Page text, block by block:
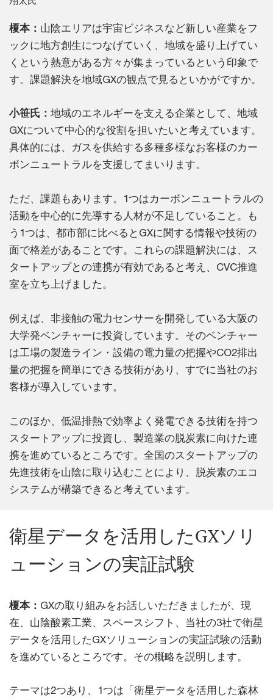
榎本： 山陰エリアは宇宙ビジネスなど新しい産業をフ
ックに地方創生につなげていく、地域を盛り上げてい
くという熱意がある方々が集まっているという印象で
す。課題解決を地域GXの観点で見るといかがですか。
小笹氏： 地域のエネルギーを支える企業として、地域
GXについて中心的な役割を担いたいと考えています。
具体的には、ガスを供給する多種多様なお客様のカー
ボンニュートラルを支援してまいります。
ただ、課題もあります。1つはカーボンニュートラルの
活動を中心的に先導する人材が不足していること。も
う1つは、都市部に比べるとGXに関する情報や技術の
面で格差があることです。これらの課題解決には、ス
タートアップとの連携が有効であると考え、CVC推進
室を立ち上げました。
例えば、非接触の電力センサーを開発している大阪の
大学発ベンチャーに投資しています。そのベンチャー
は工場の製造ライン・設備の電力量の把握やCO2排出
量の把握を簡単にできる技術があり、すでに当社のお
客様が導入しています。
このほか、低温排熱で効率よく発電できる技術を持つ
スタートアップに投資し、製造業の脱炭素に向けた連
携を進めているところです。全国のスタートアップの
先進技術を山陰に取り込むことにより、脱炭素のエコ
システムが構築できると考えています。
衛星データを活用したGXソリ
ューションの実証試験
榎本： GXの取り組みをお話しいただきましたが、現
在、山陰酸素工業、スペースシフト、当社の3社で衛星
データを活用したGXソリューションの実証試験の活動
を進めているところです。その概略を説明します。
テーマは2つあり、1つは「衛星データを活用した森林